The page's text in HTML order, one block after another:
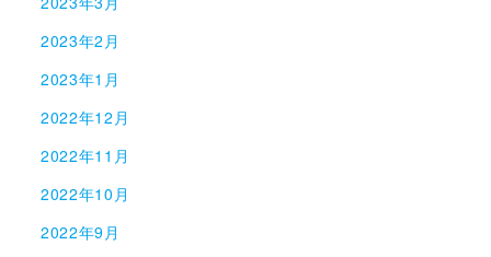
2023年2月
2023年1月
2022年12月
2022年11月
2022年10月
2022年9月